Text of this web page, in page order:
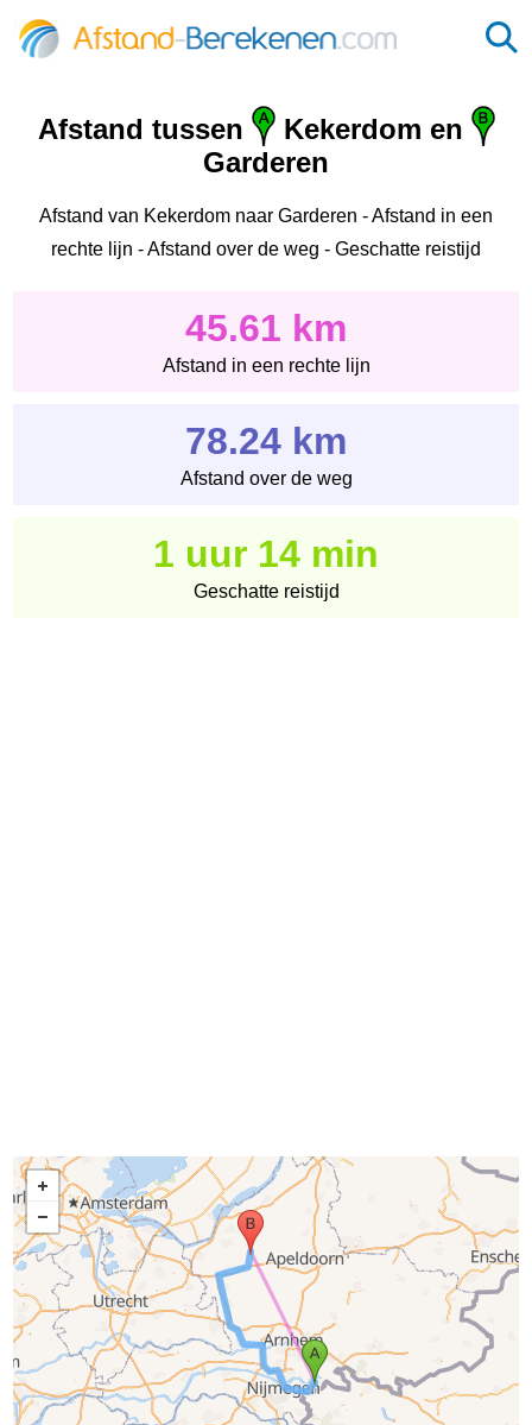
Afstand tussen
Kekerdom en
Garderen
Afstand van Kekerdom naar Garderen - Afstand in een
rechte lijn - Afstand over de weg - Geschatte reistijd
45.61 km
Afstand in een rechte lijn
78.24 km
Afstand over de weg
1 uur 14 min
Geschatte reistijd